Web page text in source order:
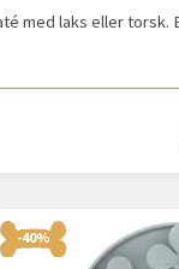
med laks eller torsk.
-40%